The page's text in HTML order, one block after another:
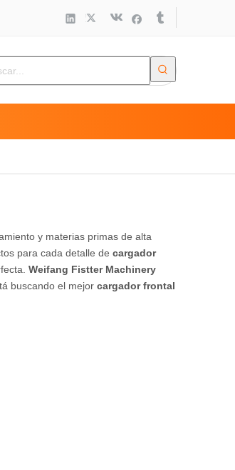
y materias primas de alta
para cada detalle de cargador
Weifang Fistter Machinery
buscando el mejor cargador frontal